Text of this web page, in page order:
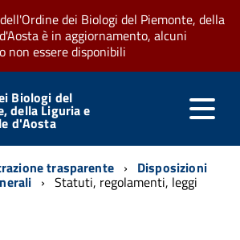
dei Biologi del Piemonte, della
è in aggiornamento, alcuni
non essere disponibili
Biologi del
della Liguria e
d'Aosta
trasparente Disposizioni
Statuti, regolamenti, leggi